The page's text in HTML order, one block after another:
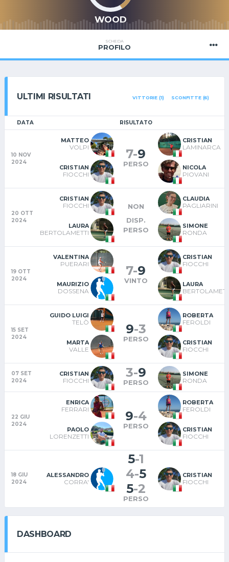
WOOD
SCHEDA
PROFILO
ULTIMI RISULTATI VITTORIE (1) SCONFITTE (6)
DATA RISULTATO
10 NOV
2024
MATTEO
VOLPI
CRISTIAN
FIOCCHI
7-9
PERSO
CRISTIAN
LAMINARCA
NICOLA
PIOVANI
20 OTT
2024
CRISTIAN
FIOCCHI
LAURA
BERTOLAMETTI
NON
DISP.
PERSO
CLAUDIA
PAGLIARINI
SIMONE
RONDA
19 OTT
2024
VALENTINA
PUERARI
MAURIZIO
DOSSENA
7-9
VINTO
CRISTIAN
FIOCCHI
LAURA
15 SET
2024
GUIDO LUIGI
TELÒ
MARTA
VALLE
9-3
PERSO
ROBERTA
FEROLDI
CRISTIAN
FIOCCHI
07 SET
2024
CRISTIAN
FIOCCHI
3-9
PERSO
SIMONE
RONDA
22 GIU
2024
ENRICA
FERRARI
PAOLO
LORENZETTI
9-4
PERSO
ROBERTA
FEROLDI
CRISTIAN
FIOCCHI
18 GIU
2024
ALESSANDRO
CORRA'
5-1
4-5
5-2
PERSO
CRISTIAN
FIOCCHI
DASHBOARD